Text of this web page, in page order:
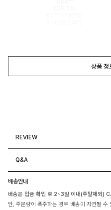
상품 정
REVIEW
Q&A
배송안내
배송은 입금 확인 후 2~3일 이내(주말제외)
단, 주문량이 폭주하는 경우 배송이 지연될 수